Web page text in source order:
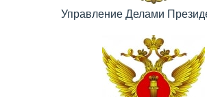
Управление Делами